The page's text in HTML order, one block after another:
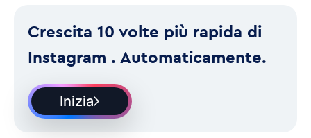
Crescita 10 volte più rapida di
Instagram . Automaticamente.
Inizia